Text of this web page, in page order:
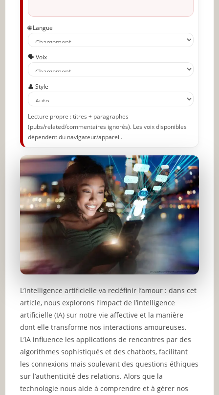
🌐 Langue
🗣️ Voix
👤 Style
Lecture propre : titres + paragraphes
(pubs/related/commentaires ignorés). Les voix disponibles
dépendent du navigateur/appareil.
L’intelligence artificielle va redéfinir l’amour : dans cet
article, nous explorons l’impact de l’intelligence
artificielle (IA) sur notre vie affective et la manière
dont elle transforme nos interactions amoureuses.
L’IA influence les applications de rencontres par des
algorithmes sophistiqués et des chatbots, facilitant
les connexions mais soulevant des questions éthiques
sur l’authenticité des relations. Alors que la
technologie nous aide à comprendre et à gérer nos